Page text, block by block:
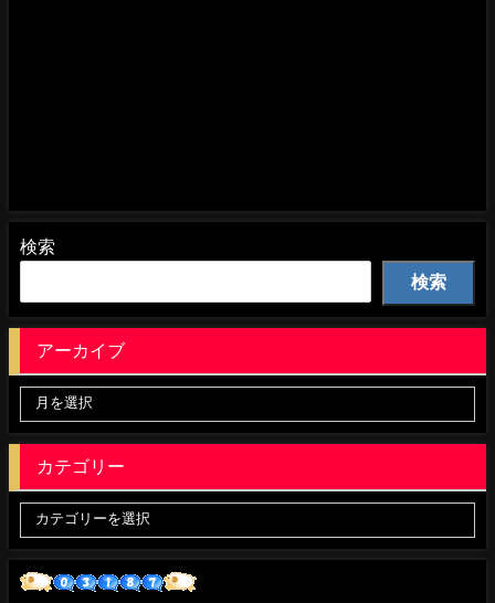
検索
検索
アーカイブ
カテゴリー